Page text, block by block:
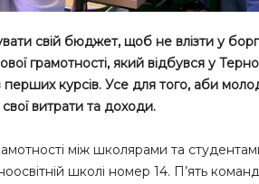
свій бюджет, щоб не влізти у
грамотності, який відбувся у
перших курсів. Усе для того, аби
витрати та доходи.
між школярами та
школі номер 14. П’ять